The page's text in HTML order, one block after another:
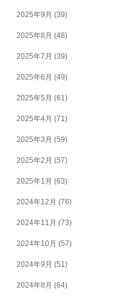
2025年9月 (39)
2025年8月 (48)
2025年7月 (39)
2025年6月 (49)
2025年5月 (61)
2025年4月 (71)
2025年3月 (59)
2025年2月 (57)
2025年1月 (63)
2024年12月 (76)
2024年11月 (73)
2024年10月 (57)
2024年9月 (51)
2024年8月 (64)